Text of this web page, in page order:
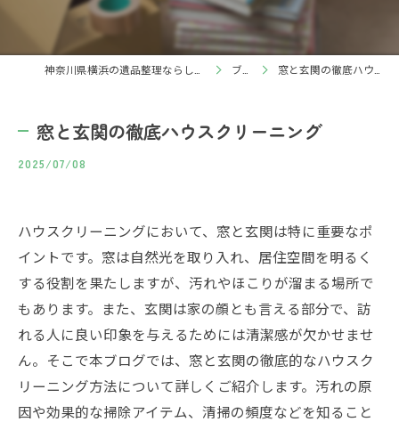
ブログ 窓と玄関の徹底ハウスクリーニング
窓と玄関の徹底ハウスクリーニング
2025/07/08
ハウスクリーニングにおいて、窓と玄関は特に重要なポ
イントです。窓は自然光を取り入れ、居住空間を明るく
する役割を果たしますが、汚れやほこりが溜まる場所で
もあります。また、玄関は家の顔とも言える部分で、訪
れる人に良い印象を与えるためには清潔感が欠かせませ
ん。そこで本ブログでは、窓と玄関の徹底的なハウスク
リーニング方法について詳しくご紹介します。汚れの原
因や効果的な掃除アイテム、清掃の頻度などを知ること